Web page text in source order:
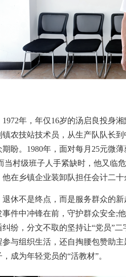
1972年，年仅16岁的汤启良投身
镇农技站技术员，从生产队队长
期盼。1980年，面对每月25元微
当村级班子人手紧缺时，他又临
他在乡镇企业装卸队担任会计二
退休不是终点，而是服务群众的
事件中冲锋在前，守护群众安全;
纠纷，分文不取的坚持让“党员”
参与组织生活，还自掏腰包赞助
，成为年轻党员的“活教材”。